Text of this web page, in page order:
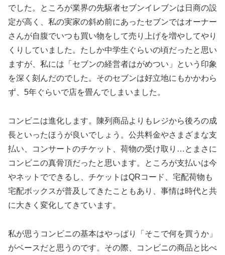
でした。ところが業界の先駆者セブンイレブンは日商の設
定が高く、私の実家の斜め前にあったセブンではオーナー
さんが自腹でいつも買い物をして売り上げを増やしてやり
くりしていました。たしか中学生ぐらいの頃だったと思い
ますが、私には「セブンの経営者はがめつい」という印象
を深く刻んだのでした。そのセブンは好立地にもかかわら
ず、5年ぐらいで店を畳んでしまいました。
コンビニは進化します。陳列商品よりもレジから後ろの成
長といったほうが良いでしょう。公共料金やさまざまな支
払い、コンサートのチケット、荷物の受け取り…とまさに
コンビニの真骨頂だったと思います。ところが支払いは今
やネットでできるし、チケットはQRコード、宅配荷物も
宅配ボックスが普及してきたこともあり、事情は時代と共
に大きく変化してきています。
私が思うコンビニの基本はやっぱり「そこで何を買うか」
がベースだと思うのです。その際、コンビニの商品と比べ